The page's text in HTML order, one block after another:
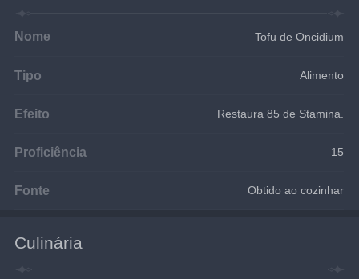
Nome Tofu de Oncidium
Tipo Alimento
Efeito Restaura 85 de Stamina.
Proficiência 15
Fonte Obtido ao cozinhar
Culinária